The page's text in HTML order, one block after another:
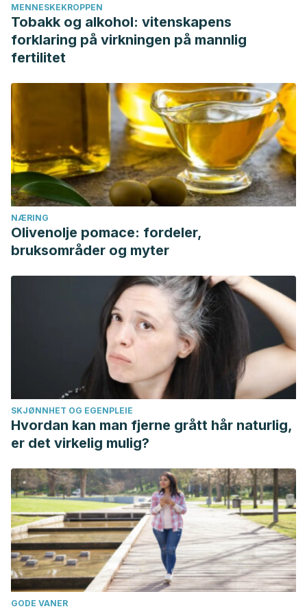
MENNESKEKROPPEN
Tobakk og alkohol: vitenskapens
forklaring på virkningen på mannlig
fertilitet
NÆRING
Olivenolje pomace: fordeler,
bruksområder og myter
SKJØNNHET OG EGENPLEIE
Hvordan kan man fjerne grått hår naturlig,
er det virkelig mulig?
GODE VANER